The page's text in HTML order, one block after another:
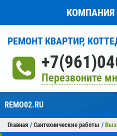
КОМПАНИЯ
РЕМОНТ КВАРТИР,
Перезвоните
REMO02.RU
Главная Сантехнические работы